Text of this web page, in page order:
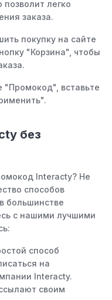
легко
заказа.
покупку на сайте
"Корзина", чтобы
"Промокод", вставьте
без
Interacty? Не
способов
большинстве
с нашими лучшими
способ
на
Interacty.
своим